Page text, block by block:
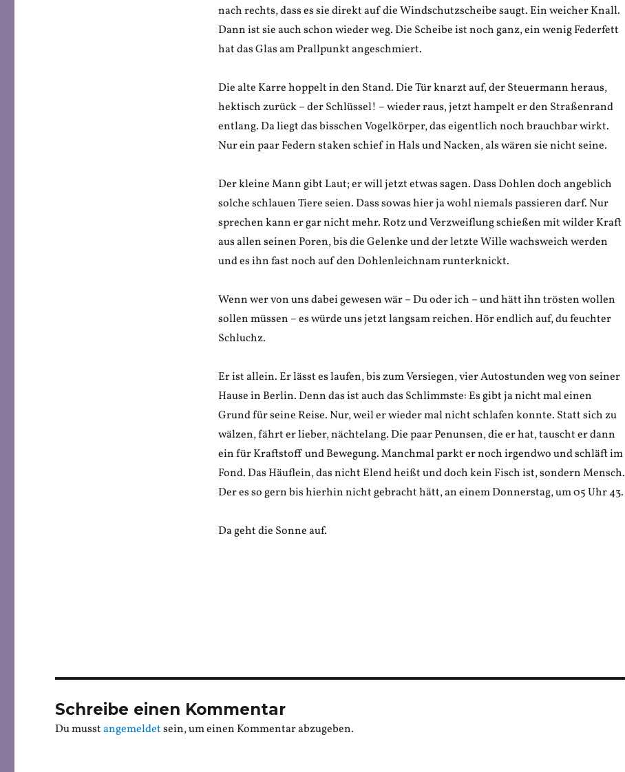
nach rechts, dass es sie direkt auf die Windschutzscheibe saugt. Ein weicher Knall.
Dann ist sie auch schon wieder weg. Die Scheibe ist noch ganz, ein wenig Federfett
hat das Glas am Prallpunkt angeschmiert.
Die alte Karre hoppelt in den Stand. Die Tür knarzt auf, der Steuermann heraus,
hektisch zurück – der Schlüssel! – wieder raus, jetzt hampelt er den Straßenrand
entlang. Da liegt das bisschen Vogelkörper, das eigentlich noch brauchbar wirkt.
Nur ein paar Federn staken schief in Hals und Nacken, als wären sie nicht seine.
Der kleine Mann gibt Laut; er will jetzt etwas sagen. Dass Dohlen doch angeblich
solche schlauen Tiere seien. Dass sowas hier ja wohl niemals passieren darf. Nur
sprechen kann er gar nicht mehr. Rotz und Verzweiflung schießen mit wilder Kraft
aus allen seinen Poren, bis die Gelenke und der letzte Wille wachsweich werden
und es ihn fast noch auf den Dohlenleichnam runterknickt.
Wenn wer von uns dabei gewesen wär – Du oder ich – und hätt ihn trösten wollen
sollen müssen – es würde uns jetzt langsam reichen. Hör endlich auf, du feuchter
Schluchz.
Er ist allein. Er lässt es laufen, bis zum Versiegen, vier Autostunden weg von seiner
Hause in Berlin. Denn das ist auch das Schlimmste: Es gibt ja nicht mal einen
Grund für seine Reise. Nur, weil er wieder mal nicht schlafen konnte. Statt sich zu
wälzen, fährt er lieber, nächtelang. Die paar Penunsen, die er hat, tauscht er dann
ein für Kraftstoff und Bewegung. Manchmal parkt er noch irgendwo und schläft im
Fond. Das Häuflein, das nicht Elend heißt und doch kein Fisch ist, sondern Mensch.
Der es so gern bis hierhin nicht gebracht hätt, an einem Donnerstag, um 05 Uhr 43.
Da geht die Sonne auf.
Schreibe einen Kommentar
Du musstangemeldetsein, um einen Kommentar abzugeben.